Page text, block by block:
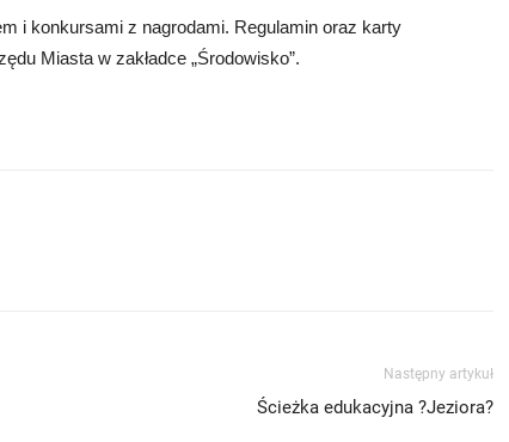
i konkursami z nagrodami. Regulamin oraz karty
Miasta w zakładce „Środowisko”.
Następny artykuł
Ścieżka edukacyjna ?Jeziora?